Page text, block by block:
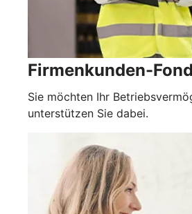
Firmenkunden-
Sie möchten Ihr
unterstützen Sie dabei.